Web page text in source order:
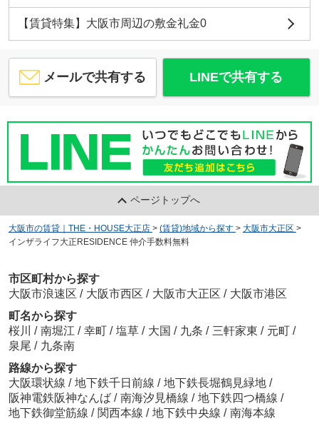
【賃貸特集】大阪市周辺の敷金礼金0
メールで共有する LINEで共有する
ページトップへ
大阪市の賃貸｜THE・HOUSE大正店 > (賃貸)地域から探す > 大阪市大正区 >
インザライフ大正RESIDENCE 仲介手数料無料
市区町村から探す
大阪市浪速区 / 大阪市西区 / 大阪市大正区 / 大阪市港区
町名から探す
桜川 / 南堀江 / 幸町 / 塩草 / 大国 / 九条 / 三軒家東 / 元町 /
泉尾 / 九条南
路線から探す
大阪環状線 / 地下鉄千日前線 / 地下鉄長堀鶴見緑地 /
阪神電鉄阪神なんば / 南海汐見橋線 / 地下鉄四つ橋線 /
地下鉄御堂筋線 / 関西本線 / 地下鉄中央線 / 南海本線